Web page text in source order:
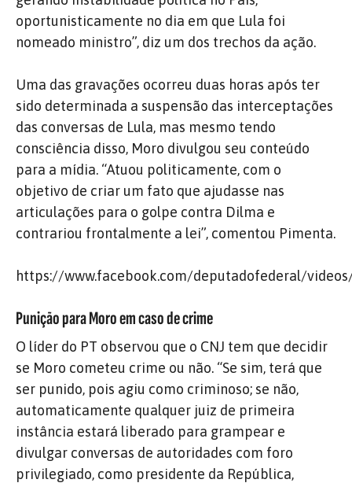
oportunisticamente no dia em que Lula foi
nomeado ministro”, diz um dos trechos da ação.
Uma das gravações ocorreu duas horas após ter
sido determinada a suspensão das interceptações
das conversas de Lula, mas mesmo tendo
consciência disso, Moro divulgou seu conteúdo
para a mídia. “Atuou politicamente, com o
objetivo de criar um fato que ajudasse nas
articulações para o golpe contra Dilma e
contrariou frontalmente a lei”, comentou Pimenta.
https://www.facebook.com/deputadofederal/
Punição para Moro em caso de crime
O líder do PT observou que o CNJ tem que decidir
se Moro cometeu crime ou não. “Se sim, terá que
ser punido, pois agiu como criminoso; se não,
automaticamente qualquer juiz de primeira
instância estará liberado para grampear e
divulgar conversas de autoridades com foro
privilegiado, como presidente da República,